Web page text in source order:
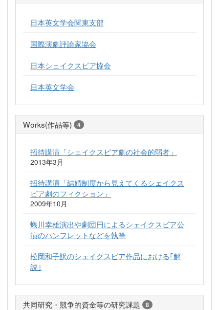
日本英文学会関東支部
国際演劇評論家協会
日本シェイクスピア協会
日本英文学会
Works(作品等) 4
招待講演「シェイクスピア劇の社会的弱者」
2013年3月
招待講演「結婚制度から見えてくるシェイクス
ピア劇のフィクション」
2009年10月
蜷川幸雄演出や劇団円によるシェイクスピア公
演のパンフレットなどを執筆
松岡和子訳のシェイクスピア作品における｢解
説｣
共同研究・競争的資金等の研究課題 8